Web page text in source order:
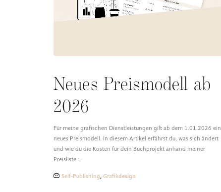
Neues Preismodell ab
2026
Für meine grafischen Dienstleistungen gilt ab dem 1.01.2026 ein
neues Preismodell. In diesem Artikel erfährst du, was sich ändert
und wie du die Kosten für dein Buchprojekt anhand meiner
Preisliste…
Self-Publishing, Grafikdesign